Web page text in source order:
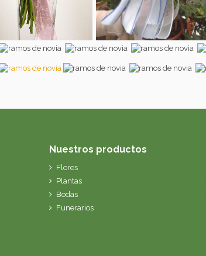
Nuestros productos
Flores
Plantas
Bodas
Funerarios